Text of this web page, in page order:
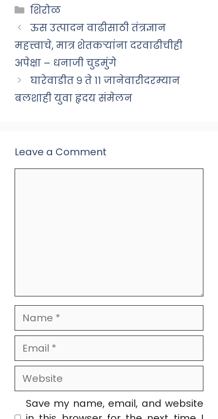
Categories
शिरोळ
ऊस उत्पादन वाढीसाठी तंत्रज्ञान
महत्त्वाचे, मात्र शेतकऱ्यांना दरवाढीचीही
अपेक्षा – धनाजी चुडमुंगे
घारेवाडीत ९ ते ११ जानेवारीदरम्यान
बलशाही युवा हृदय संमेलन
Leave a Comment
Name
Email
Website
Save my name, email, and website